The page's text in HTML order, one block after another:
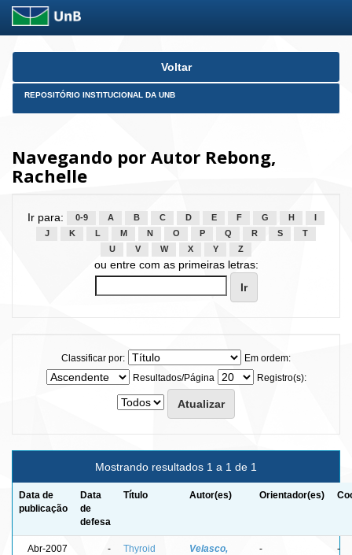
Skip
Voltar
REPOSITÓRIO INSTITUCIONAL DA UNB
Navegando por Autor Rebong,
Rachelle
Ir para: 0-9 A B C D E F G H
J
K L M N O P Q R S
T
U
V W X Y Z
ou entre com as primeiras letras:
Classificar por:
Em ordem:
Resultados/Página
Registro(s):
Mostrando resultados 1 a 1 de 1
Data de
publicação
Data
de
defesa
Título Autor(es) Orientador(es)
Abr-2007 -
Thyroid
Velasco,
- -